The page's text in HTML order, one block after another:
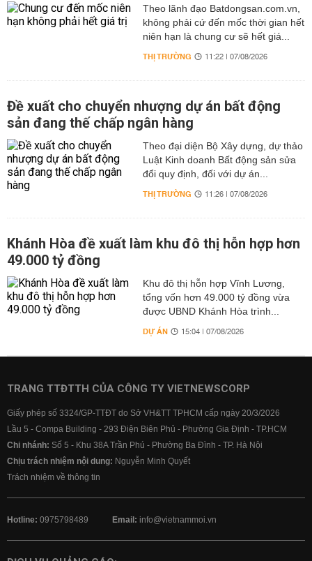
Theo lãnh đạo Batdongsan.com.vn,
không phải cứ đến mốc thời gian hết
niên hạn là chung cư sẽ hết giá...
THỊ TRƯỜNG 11:22 | 07/08/2026
Đề xuất cho chuyển nhượng dự án bất động
sản đang thế chấp ngân hàng
Theo đại diện Bộ Xây dựng, dự thảo
Luật Kinh doanh Bất động sản sửa
đổi quy định, đối với dự án...
THỊ TRƯỜNG 11:26 | 07/08/2026
Khánh Hòa đề xuất làm khu đô thị hỗn hợp hơn
49.000 tỷ đồng
Khu đô thị hỗn hợp Vĩnh Lương,
tổng vốn hơn 49.000 tỷ đồng vừa
được UBND Khánh Hòa trình...
DỰ ÁN 15:04 | 07/08/2026
TRANG TTĐTTH CỦA CÔNG TY VIETNEWSCORP
Giấy phép số 3324/GP-TTĐT do Sở VH&TT TPHCM cấp ngày 20/3/2026
Lầu 5 - Compa Building - 293 Điện Biên Phủ - Phường Gia Định - TP.HCM
Chi nhánh: Số 5 - Khu 38A Trần Phú - Phường Ba Đình - TP. Hà Nội
Chịu trách nhiệm nội dung: Nguyễn Minh Quyết
Trách nhiệm về thông tin
Hotline: 0975798489 Email: info@vietnammoi.vn